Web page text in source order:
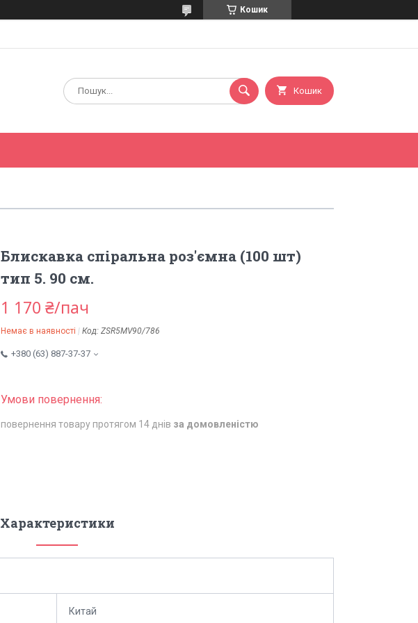
Кошик
Кошик
Блискавка спіральна роз'ємна (100 шт)
тип 5. 90 см.
1 170 ₴/пач
Немає в наявності Код: ZSR5MV90/786
+380 (63) 887-37-37
повернення товару протягом 14 днів за домовленістю
Характеристики
Китай